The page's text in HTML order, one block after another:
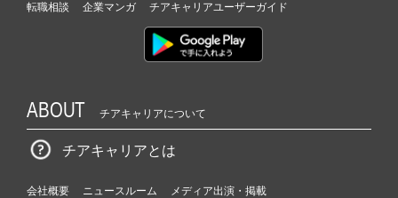
転職相談
企業マンガ チアキャリアユーザーガイド
ABOUT チアキャリアについて
チアキャリアとは
会社概要 ニュースルーム
メディア出演・掲載